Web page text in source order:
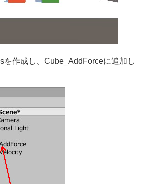
を作成し、Cube_AddForceに追加し